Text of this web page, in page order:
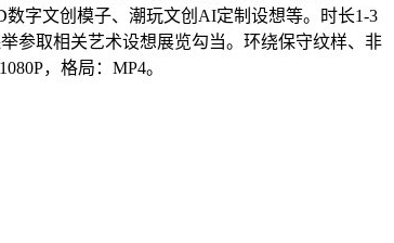
字文创模子、潮玩文创AI定制设想等。时长1-3
参取相关艺术设想展览勾当。环绕保守纹样、非
，格局：MP4。